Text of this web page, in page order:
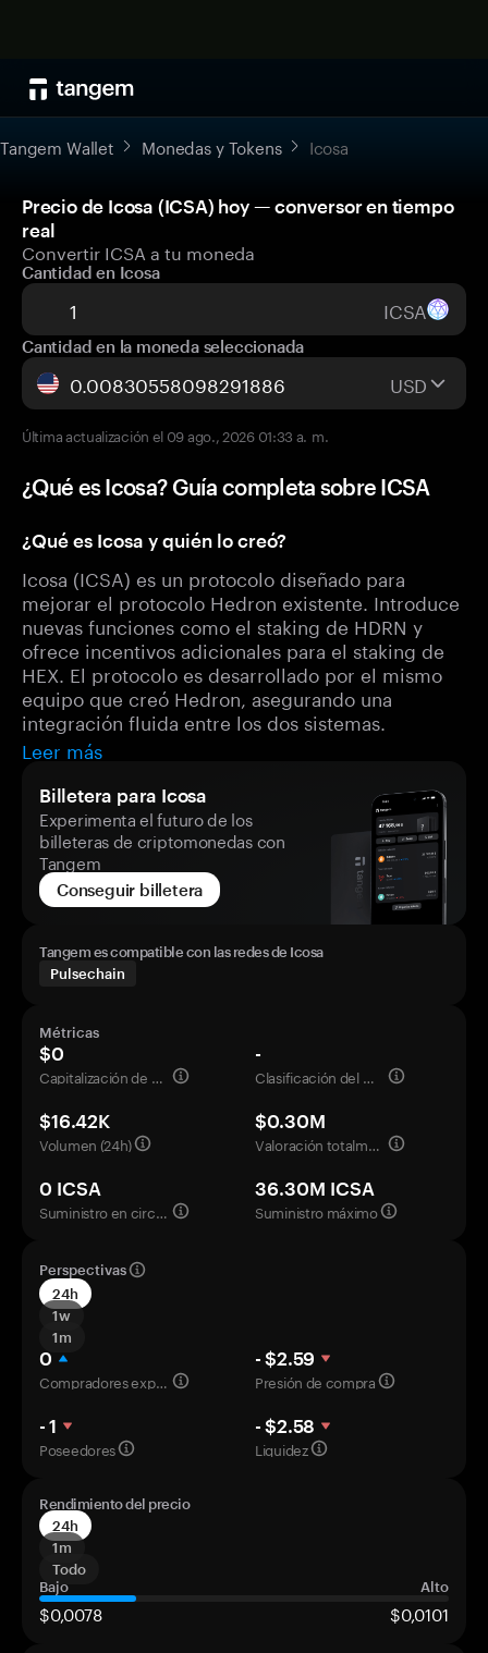
Tangem Wallet Monedas y Tokens Icosa
Precio de Icosa (ICSA) hoy — conversor en tiempo
real
Convertir ICSA a tu moneda
Cantidad en Icosa
ICSA
Cantidad en la moneda seleccionada
USD
Última actualización el 09 ago., 2026 01:33 a. m.
¿Qué es Icosa? Guía completa sobre ICSA
¿Qué es Icosa y quién lo creó?
Icosa (ICSA) es un protocolo diseñado para
mejorar el protocolo Hedron existente. Introduce
nuevas funciones como el staking de HDRN y
ofrece incentivos adicionales para el staking de
HEX. El protocolo es desarrollado por el mismo
equipo que creó Hedron, asegurando una
integración fluida entre los dos sistemas.
Leer más
Billetera para Icosa
Experimenta el futuro de los
billeteras de criptomonedas con
Tangem
Conseguir billetera
Tangem es compatible con las redes de Icosa
Pulsechain
Métricas
$0
Capitalización de mercado
-
Clasificación del mercado
$16.42K
Volumen (24h)
$0.30M
Valoración totalmente diluida
0 ICSA
Suministro en circulación
36.30M ICSA
Suministro máximo
Perspectivas
24h
1w
1m
0
Compradores experimentados
- $2.59
Presión de compra
- 1
Poseedores
- $2.58
Liquidez
Rendimiento del precio
24h
1m
Todo
Bajo
Alto
$0,0078 $0,0101